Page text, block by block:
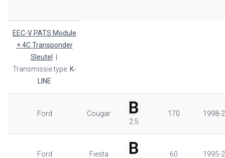
EEC-V PATS Module
+ 4C Transponder
Sleutel
Transmissie type: K-
LINE
Ford
Cougar
2.5
170 1998-
Ford Fiesta 60 1995-